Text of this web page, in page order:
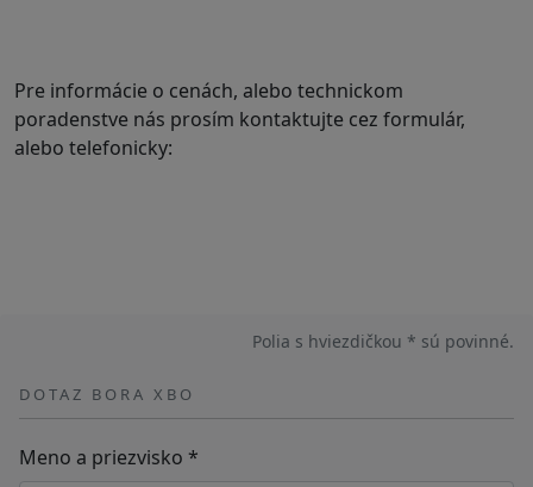
Pre informácie o cenách, alebo technickom
poradenstve nás prosím kontaktujte cez formulár,
alebo telefonicky:
Polia s hviezdičkou * sú povinné.
DOTAZ BORA XBO
Meno a priezvisko *